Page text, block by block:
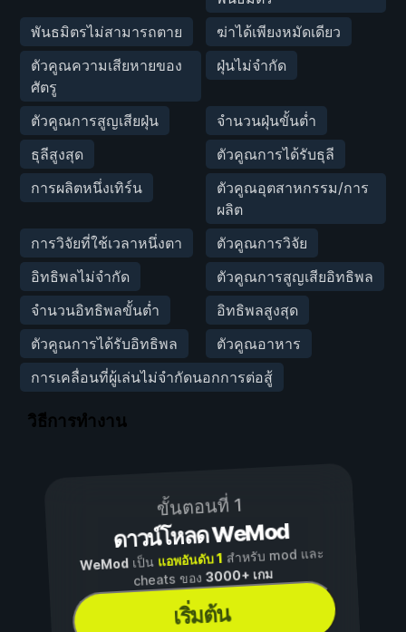
พันธมิตรไม่สามารถตาย
ฆ่าได้เพียงหมัดเดียว
ตัวคูณความเสียหายของ
ศัตรู
ฝุ่นไม่จำกัด
ตัวคูณการสูญเสียฝุ่น
จำนวนฝุ่นขั้นต่ำ
ธุลีสูงสุด
ตัวคูณการได้รับธุลี
การผลิตหนึ่งเทิร์น
ตัวคูณอุตสาหกรรม/การ
ผลิต
การวิจัยที่ใช้เวลาหนึ่งตา
ตัวคูณการวิจัย
อิทธิพลไม่จำกัด
ตัวคูณการสูญเสียอิทธิพล
จำนวนอิทธิพลขั้นต่ำ
อิทธิพลสูงสุด
ตัวคูณการได้รับอิทธิพล
ตัวคูณอาหาร
การเคลื่อนที่ผู้เล่นไม่จำกัดนอกการต่อสู้
วิธีการทำงาน
ขั้นตอนที่ 1
ดาวน์โหลด WeMod
WeModเป็น แอพอันดับ 1 สำหรับ mod และ
cheats ของ3000+ เกม
เริ่มต้น